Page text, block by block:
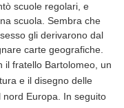
scuole regolari, e
scuola. Sembra che
gli derivarono dal
carte geografiche.
il fratello Bartolomeo, un
e il disegno delle
nord Europa. In seguito